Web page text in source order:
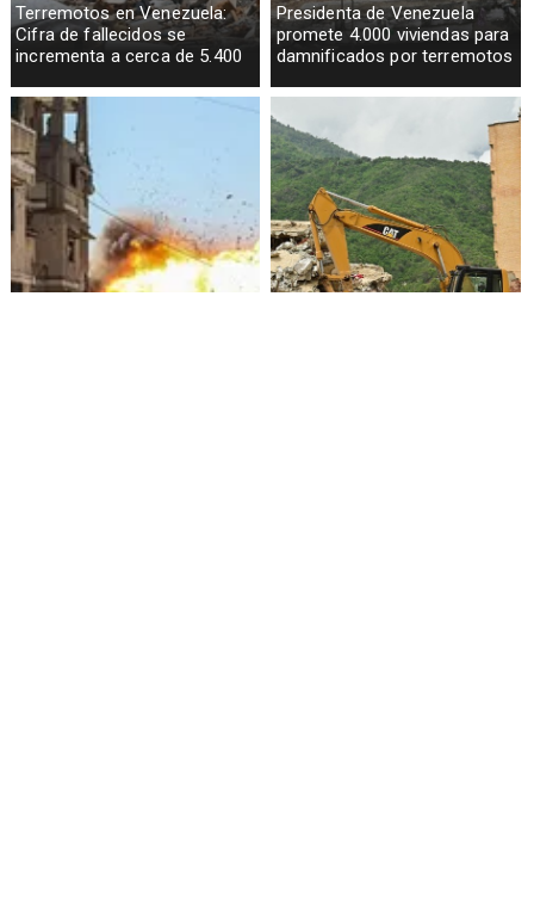
Terremotos en Venezuela:
Cifra de fallecidos se
incrementa a cerca de 5.400
Presidenta de Venezuela
promete 4.000 viviendas para
damnificados por terremotos